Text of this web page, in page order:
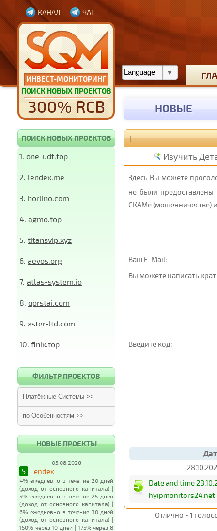
ИНВЕСТ-МОНИТОРИНГ
ПОИСК НОВЫХ ПРОЕКТОВ
300% RCB
КАНАЛ ЧАТ
НОВЫЕ
ПОИСК НОВЫХ ПРОЕКТОВ
1. one-udt.top
2. lendex.me
3. horlino.com
4. agmo.top
5. titansvip.xyz
6. aevos.org
7. atlas-system.io
8. qorstai.com
9. xster-ltd.com
10. finix.top
ФИЛЬТР ПРОЕКТОВ
Платёжные Системы >>
по Особенностям >>
НОВЫЕ ПРОЕКТЫ
05.08.2026
5 Lendex
4% ежедневно в течение 20 дней
(доход от основного капитала) |
5% ежедневно в течение 25 дней
(доход от основного капитала) |
6% ежедневно в течение 30 дней
(доход от основного капитала) |
150% через 10 дней | 175% через 8
↑
Изучить
Здесь Вы можете
не были предоставлены
СКАМе (мошенничестве)
Ваш E-Mail:
Вы можете написать
Введите код:
Date and time
hyipmonitors24.net
Отлично - 1